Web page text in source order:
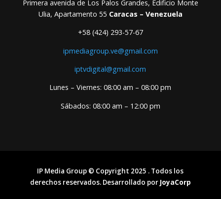
Primera avenida de Los Palos Grandes, Edificio Monte
Ulia, Apartamento 55 Caracas – Venezuela
+58 (424) 293-57-67
ipmediagroup.ve@gmail.com
iptvdigital@gmail.com
Lunes – Viernes: 08:00 am – 08:00 pm
Sábados: 08:00 am – 12:00 pm
IP Media Group © Copyright 2025 . Todos los
derechos reservados. Desarrollado por JoyaCorp